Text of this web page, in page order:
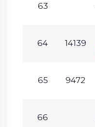
63
64 14139
65 9472
66